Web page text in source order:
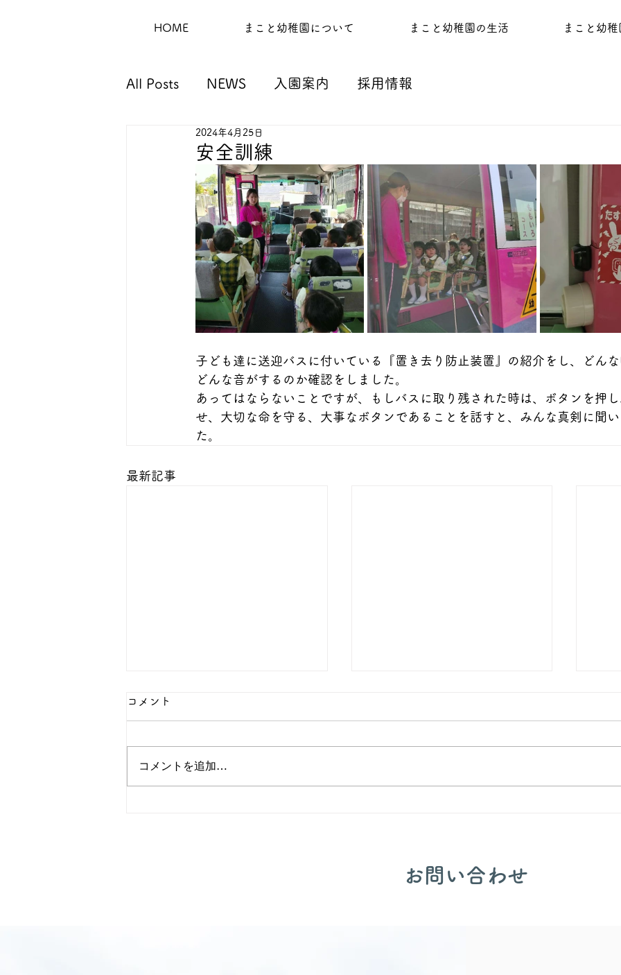
HOME まこと幼稚園について まこと幼稚園の生活 まこと幼
All Posts NEWS 入園案内 採用情報
安全訓練
2024年4月25日
子ども達に送迎バスに付いている『置き去り防止装置』の紹介をし、どん
どんな音がするのか確認をしました。
あってはならないことですが、もしバスに取り残された時は、ボタンを押
せ、大切な命を守る、大事なボタンであることを話すと、みんな真剣に聞
た。
最新記事
🎂誕生日会発表🎵
コメント
コメントを追加…
​お問い合わせ